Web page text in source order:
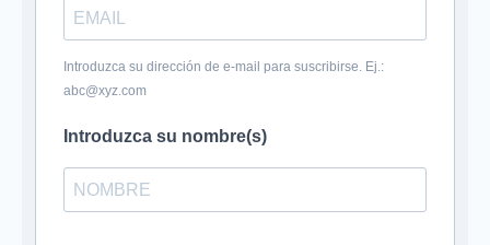
Introduzca su dirección de e-mail para suscribirse. Ej.:
abc@xyz.com
Introduzca su nombre(s)